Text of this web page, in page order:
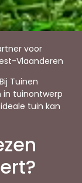
voor
Vlaanderen
Tuinen
in tuinontwerp
tuin kan